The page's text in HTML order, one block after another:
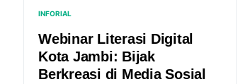
INFORIAL
Webinar Literasi Digital
Kota Jambi: Bijak
Berkreasi di Media Sosial